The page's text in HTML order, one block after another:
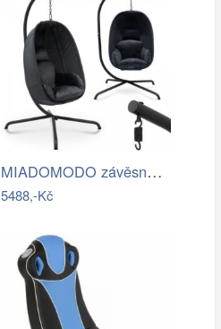
MIADOMODO závěsné houpací křeslo…
5488,-Kč